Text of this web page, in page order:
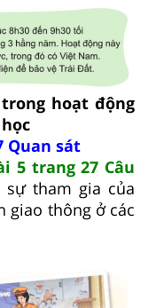
hoạt động
Quan sát
5 trang 27 Câu
tham gia của
giao thông ở các